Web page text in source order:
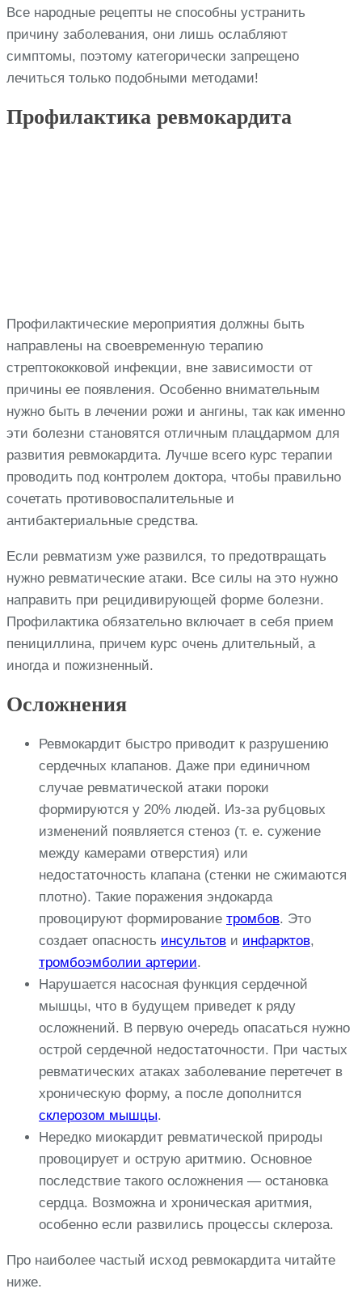
Все народные рецепты не способны устранить
причину заболевания, они лишь ослабляют
симптомы, поэтому категорически запрещено
лечиться только подобными методами!
Профилактика ревмокардита
Профилактические мероприятия должны быть
направлены на своевременную терапию
стрептококковой инфекции, вне зависимости от
причины ее появления. Особенно внимательным
нужно быть в лечении рожи и ангины, так как именно
эти болезни становятся отличным плацдармом для
развития ревмокардита. Лучше всего курс терапии
проводить под контролем доктора, чтобы правильно
сочетать противовоспалительные и
антибактериальные средства.
Если ревматизм уже развился, то предотвращать
нужно ревматические атаки. Все силы на это нужно
направить при рецидивирующей форме болезни.
Профилактика обязательно включает в себя прием
пенициллина, причем курс очень длительный, а
иногда и пожизненный.
Осложнения
Ревмокардит быстро приводит к разрушению
сердечных клапанов. Даже при единичном
случае ревматической атаки пороки
формируются у 20% людей. Из-за рубцовых
изменений появляется стеноз (т. е. сужение
между камерами отверстия) или
недостаточность клапана (стенки не сжимаются
плотно). Такие поражения эндокарда
провоцируют формирование тромбов. Это
создает опасность инсультов и инфарктов,
тромбоэмболии артерии.
Нарушается насосная функция сердечной
мышцы, что в будущем приведет к ряду
осложнений. В первую очередь опасаться нужно
острой сердечной недостаточности. При частых
ревматических атаках заболевание перетечет в
хроническую форму, а после дополнится
склерозом мышцы.
Нередко миокардит ревматической природы
провоцирует и острую аритмию. Основное
последствие такого осложнения — остановка
сердца. Возможна и хроническая аритмия,
особенно если развились процессы склероза.
Про наиболее частый исход ревмокардита читайте
ниже.